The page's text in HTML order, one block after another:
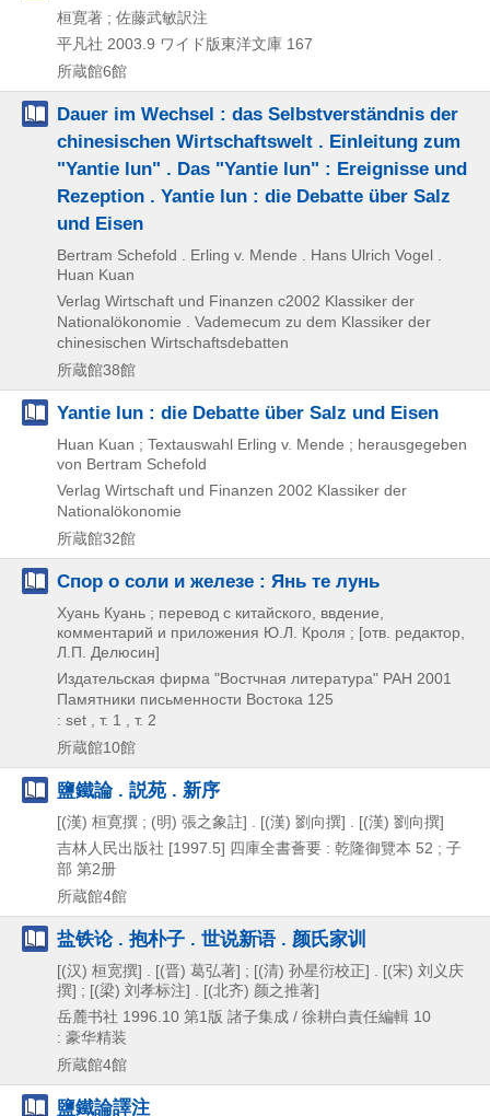
桓寛著 ; 佐藤武敏訳注
平凡社 2003.9 ワイド版東洋文庫 167
所蔵館6館
Dauer im Wechsel : das Selbstverständnis der
chinesischen Wirtschaftswelt . Einleitung zum
"Yantie lun" . Das "Yantie lun" : Ereignisse und
Rezeption . Yantie lun : die Debatte über Salz
und Eisen
Bertram Schefold . Erling v. Mende . Hans Ulrich Vogel .
Huan Kuan
Verlag Wirtschaft und Finanzen c2002 Klassiker der
Nationalökonomie . Vademecum zu dem Klassiker der
chinesischen Wirtschaftsdebatten
所蔵館38館
Yantie lun : die Debatte über Salz und Eisen
Huan Kuan ; Textauswahl Erling v. Mende ; herausgegeben
von Bertram Schefold
Verlag Wirtschaft und Finanzen 2002 Klassiker der
Nationalökonomie
所蔵館32館
Спор о соли и железе : Янь те лунь
Хуань Куань ; перевод с китайского, ввдение,
комментарий и приложения Ю.Л. Кроля ; [отв. редактор,
Л.П. Делюсин]
Издательская фирма "Востчная литература" РАН 2001
Памятники письменности Востока 125
: set , т. 1 , т. 2
所蔵館10館
鹽鐵論 . 説苑 . 新序
[(漢) 桓寛撰 ; (明) 張之象註] . [(漢) 劉向撰] . [(漢) 劉向撰]
吉林人民出版社 [1997.5] 四庫全書薈要 : 乾隆御覽本 52 ; 子
部 第2册
所蔵館4館
盐铁论 . 抱朴子 . 世说新语 . 颜氏家训
[(汉) 桓宽撰] . [(晋) 葛弘著] ; [(清) 孙星衍校正] . [(宋) 刘义庆
撰] ; [(梁) 刘孝标注] . [(北齐) 颜之推著]
岳麓书社 1996.10 第1版 諸子集成 / 徐耕白責任編輯 10
: 豪华精装
所蔵館4館
鹽鐵論譯注